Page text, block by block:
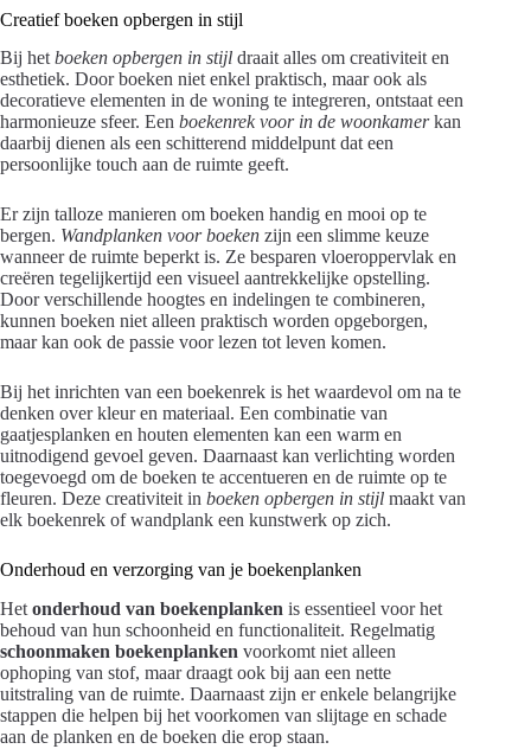
Creatief boeken opbergen in stijl
Bij het boeken opbergen in stijl draait alles om creativiteit en
esthetiek. Door boeken niet enkel praktisch, maar ook als
decoratieve elementen in de woning te integreren, ontstaat een
harmonieuze sfeer. Een boekenrek voor in de woonkamerkan
daarbij dienen als een schitterend middelpunt dat een
persoonlijke touch aan de ruimte geeft.
Er zijn talloze manieren om boeken handig en mooi op te
bergen. Wandplanken voor boeken zijn een slimme keuze
wanneer de ruimte beperkt is. Ze besparen vloeroppervlak en
creëren tegelijkertijd een visueel aantrekkelijke opstelling.
Door verschillende hoogtes en indelingen te combineren,
kunnen boeken niet alleen praktisch worden opgeborgen,
maar kan ook de passie voor lezen tot leven komen.
Bij het inrichten van een boekenrek is het waardevol om na te
denken over kleur en materiaal. Een combinatie van
gaatjesplanken en houten elementen kan een warm en
uitnodigend gevoel geven. Daarnaast kan verlichting worden
toegevoegd om de boeken te accentueren en de ruimte op te
fleuren. Deze creativiteit in boeken opbergen in stijl maakt van
elk boekenrek of wandplank een kunstwerk op zich.
Onderhoud en verzorging van je boekenplanken
Het onderhoud van boekenplanken is essentieel voor het
behoud van hun schoonheid en functionaliteit. Regelmatig
schoonmaken boekenplanken voorkomt niet alleen
ophoping van stof, maar draagt ook bij aan een nette
uitstraling van de ruimte. Daarnaast zijn er enkele belangrijke
stappen die helpen bij het voorkomen van slijtage en schade
aan de planken en de boeken die erop staan.